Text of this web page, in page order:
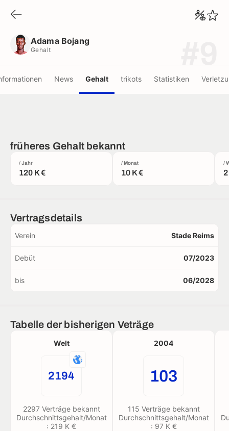
Adama Bojang
Gehalt
News Gehalt trikots Statistiken
früheres Gehalt bekannt
/ Jahr
120 K €
/ Monat
10 K €
/
Vertragsdetails
Verein Stade Reims
Debüt 07/2023
bis 06/2028
Tabelle der bisherigen Veträge
Welt
2194
2297 Verträge bekannt
Durchschnittsgehalt/Monat
: 219 K €
2004
103
115 Verträge bekannt
Durchschnittsgehalt/Monat
: 97 K €